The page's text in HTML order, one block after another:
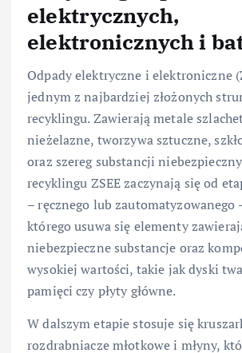
elektrycznych,
elektronicznych i
Odpady elektryczne i elektroniczne
jednym z najbardziej złożonych
recyklingu. Zawierają metale
nieżelazne, tworzywa sztuczne,
oraz szereg substancji
recyklingu ZSEE zaczynają się od
– ręcznego lub zautomatyzowanego
którego usuwa się elementy
niebezpieczne substancje oraz
wysokiej wartości, takie jak dyski
pamięci czy płyty główne.
W dalszym etapie stosuje się
rozdrabniacze młotkowe i młyny,